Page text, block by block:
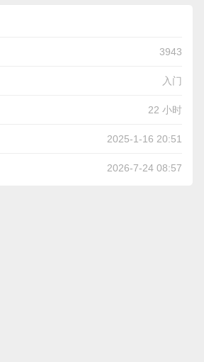
3943
入门
22 小时
2025-1-16 20:51
2026-7-24 08:57